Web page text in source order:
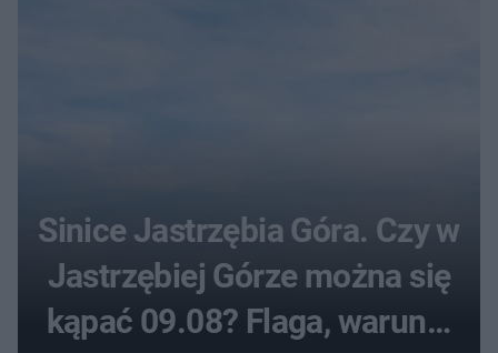
Sinice Jastrzębia Góra. Czy w
Jastrzębiej Górze można się
kąpać 09.08? Flaga, warunki